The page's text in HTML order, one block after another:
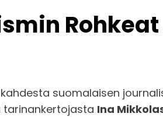
suomalaisen
Ina